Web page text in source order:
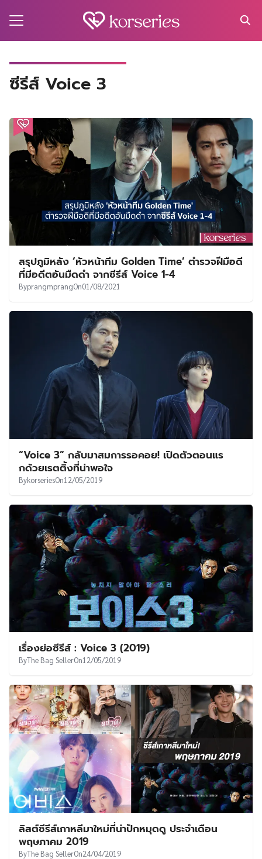
ซีรีส์ Voice 3
สรุปภูมิหลัง ‘หัวหน้าทีม Golden Time’ ตำรวจฝีมือดี
ที่มีอดีตอันมืดดำ จากซีรีส์ Voice 1-4
ByprangmprangOn01/08/2021
“Voice 3” กลับมาสมการรอคอย! เปิดตัวตอนแร
กด้วยเรตติ้งที่น่าพอใจ
BykorseriesOn12/05/2019
เรื่องย่อซีรีส์ : Voice 3 (2019)
ByThe Bag SellerOn12/05/2019
ลิสต์ซีรีส์เกาหลีมาใหม่ที่น่าปักหมุดดู ประจำเดือน
พฤษภาคม 2019
ByThe Bag SellerOn24/04/2019